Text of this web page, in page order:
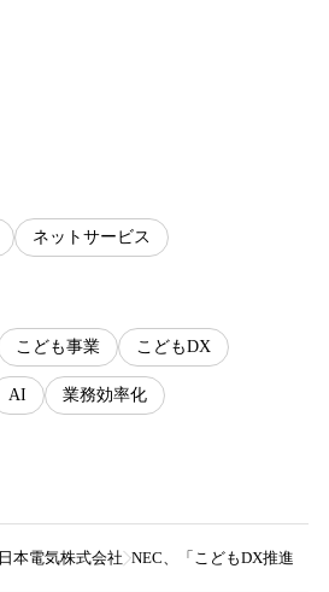
ネットサービス
こども事業 こどもDX
AI 業務効率化
日本電気株式会社 NEC、「こどもDX推進協